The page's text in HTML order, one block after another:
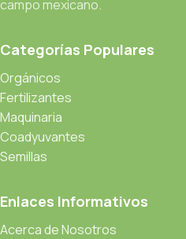
campo mexicano.
Categorías Populares
Orgánicos
Fertilizantes
Maquinaria
Coadyuvantes
Semillas
Enlaces Informativos
Acerca de Nosotros